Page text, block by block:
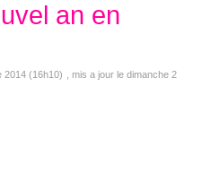
an en
2014 (16h10)
, mis a jour le dimanche 2